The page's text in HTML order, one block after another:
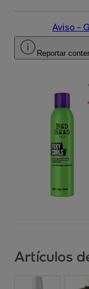
Aviso –
Reportar
Artículos